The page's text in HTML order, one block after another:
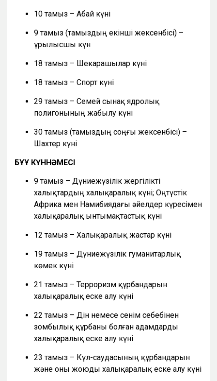
10 тамыз – Абай күні
9 тамыз (тамыздың екінші жексенбісі) –
Құрылысшы күн
18 тамыз – Шекарашылар күні
18 тамыз – Спорт күні
29 тамыз – Семей сынақ ядролық
полигонының жабылу күні
30 тамыз (тамыздың соңғы жексенбісі) –
Шахтер күні
БҰҰ КҮННӘМЕСІ
9 тамыз – Дүниежүзілік жергілікті
халықтардың халықаралық күні; Оңтүстік
Африка мен Намибиядағы әйелдер күресімен
халықаралық ынтымақтастық күні
12 тамыз – Халықаралық жастар күні
19 тамыз – Дүниежүзілік гуманитарлық
көмек күні
21 тамыз – Терроризм құрбандарын
халықаралық еске алу күні
22 тамыз – Дін немесе сенім себебінен
зомбылық құрбаны болған адамдарды
халықаралық еске алу күні
23 тамыз – Күл-саудасының құрбандарын
және оны жоюды халықаралық еске алу күні